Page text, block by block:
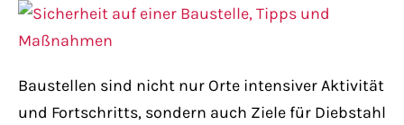
Baustellen sind nicht nur Orte intensiver Aktivität
und Fortschritts, sondern auch Ziele für Diebstahl